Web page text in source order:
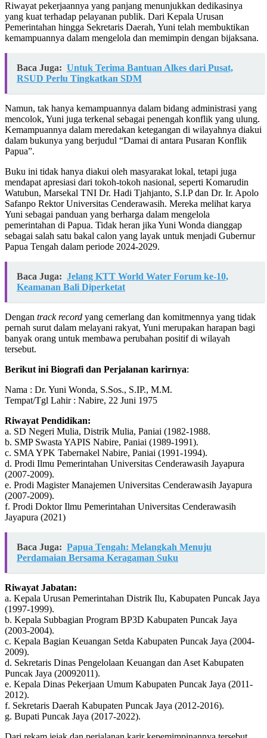
Riwayat pekerjaannya yang panjang menunjukkan dedikasinya
yang kuat terhadap pelayanan publik. Dari Kepala Urusan
Pemerintahan hingga Sekretaris Daerah, Yuni telah membuktikan
kemampuannya dalam mengelola dan memimpin dengan bijaksana.
Baca Juga: Untuk Terima Bantuan Alkes dari Pusat,
RSUD Perlu Tingkatkan SDM
Namun, tak hanya kemampuannya dalam bidang administrasi yang
mencolok, Yuni juga terkenal sebagai penengah konflik yang ulung.
Kemampuannya dalam meredakan ketegangan di wilayahnya diakui
dalam bukunya yang berjudul “Damai di antara Pusaran Konflik
Papua”.
Buku ini tidak hanya diakui oleh masyarakat lokal, tetapi juga
mendapat apresiasi dari tokoh-tokoh nasional, seperti Komarudin
Watubun, Marsekal TNI Dr. Hadi Tjahjanto, S.I.P dan Dr. Ir. Apolo
Safanpo Rektor Universitas Cenderawasih. Mereka melihat karya
Yuni sebagai panduan yang berharga dalam mengelola
pemerintahan di Papua. Tidak heran jika Yuni Wonda dianggap
sebagai salah satu bakal calon yang layak untuk menjadi Gubernur
Papua Tengah dalam periode 2024-2029.
Baca Juga: Jelang KTT World Water Forum ke-10,
Keamanan Bali Diperketat
Dengan track record yang cemerlang dan komitmennya yang tidak
pernah surut dalam melayani rakyat, Yuni merupakan harapan bagi
banyak orang untuk membawa perubahan positif di wilayah
tersebut.
Berikut ini Biografi dan Perjalanan karirnya:
Nama : Dr. Yuni Wonda, S.Sos., S.IP., M.M.
Tempat/Tgl Lahir : Nabire, 22 Juni 1975
Riwayat Pendidikan:
a. SD Negeri Mulia, Distrik Mulia, Paniai (1982-1988.
b. SMP Swasta YAPIS Nabire, Paniai (1989-1991).
c. SMA YPK Tabernakel Nabire, Paniai (1991-1994).
d. Prodi Ilmu Pemerintahan Universitas Cenderawasih Jayapura
(2007-2009).
e. Prodi Magister Manajemen Universitas Cenderawasih Jayapura
(2007-2009).
f. Prodi Doktor Ilmu Pemerintahan Universitas Cenderawasih
Jayapura (2021)
Baca Juga: Papua Tengah: Melangkah Menuju
Perdamaian Bersama Keragaman Suku
Riwayat Jabatan:
a. Kepala Urusan Pemerintahan Distrik Ilu, Kabupaten Puncak Jaya
(1997-1999).
b. Kepala Subbagian Program BP3D Kabupaten Puncak Jaya
(2003-2004).
c. Kepala Bagian Keuangan Setda Kabupaten Puncak Jaya (2004-
2009).
d. Sekretaris Dinas Pengelolaan Keuangan dan Aset Kabupaten
Puncak Jaya (20092011).
e. Kepala Dinas Pekerjaan Umum Kabupaten Puncak Jaya (2011-
2012).
f. Sekretaris Daerah Kabupaten Puncak Jaya (2012-2016).
g. Bupati Puncak Jaya (2017-2022).